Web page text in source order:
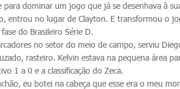
dominar um jogo que já se desenhava à
entrou no lugar de Clayton. E transformou o
do Brasileiro Série D.
no setor do meio de campo, serviu
rasteiro. Kelvin estava na pequena área
1 a 0 e a classificação do Zeca.
eu botei na cabeça que esse era o meu